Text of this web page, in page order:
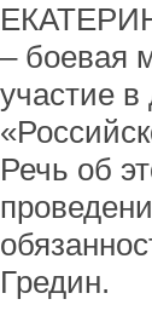
– боевая
участие
Речь об
Гредин.